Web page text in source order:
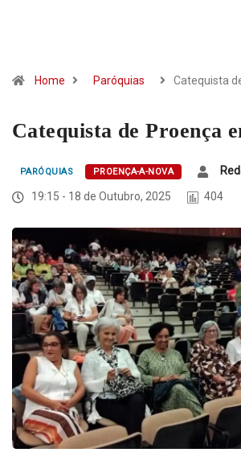
Home Paróquias Catequista
Catequista de Proença
PARÓQUIAS PROENÇA-A-NOVA
19:15 - 18 de Outubro, 2025
404